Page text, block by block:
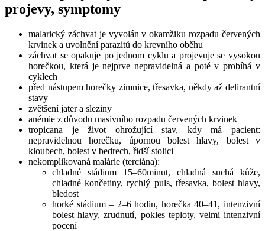
projevy, symptomy
malarický záchvat je vyvolán v okamžiku rozpadu červených
krvinek a uvolnění parazitů do krevního oběhu
záchvat se opakuje po jednom cyklu a projevuje se vysokou
horečkou, která je nejprve nepravidelná a poté v probíhá v
cyklech
před nástupem horečky zimnice, třesavka, někdy až delirantní
stavy
zvětšení jater a sleziny
anémie z důvodu masivního rozpadu červených krvinek
tropicana je život ohrožující stav, kdy má pacient:
nepravidelnou horečku, úpornou bolest hlavy, bolest v
kloubech, bolest v bedrech, řidší stolici
nekomplikovaná malárie (terciána):
chladné stádium 15–60minut, chladná suchá kůže,
chladné končetiny, rychlý puls, třesavka, bolest hlavy,
bledost
horké stádium – 2–6 hodin, horečka 40–41, intenzivní
bolest hlavy, zrudnutí, pokles teploty, velmi intenzivní
pocení